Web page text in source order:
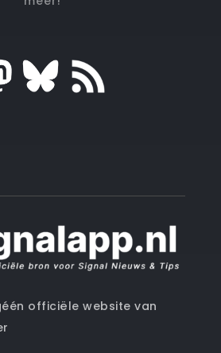
officiële website van